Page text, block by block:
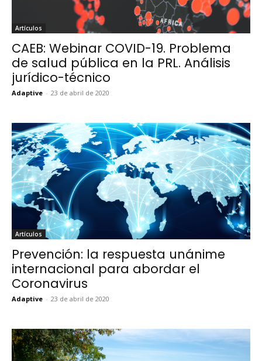
Artículos
CAEB: Webinar COVID-19. Problema
de salud pública en la PRL. Análisis
jurídico-técnico
Adaptive - 23 de abril de 2020
Artículos
Prevención: la respuesta unánime
internacional para abordar el
Coronavirus
Adaptive - 23 de abril de 2020